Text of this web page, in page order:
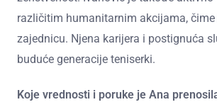
različitim humanitarnim akcijama,
zajednicu. Njena karijera i postignuća
buduće generacije teniserki.
Koje vrednosti i poruke je Ana